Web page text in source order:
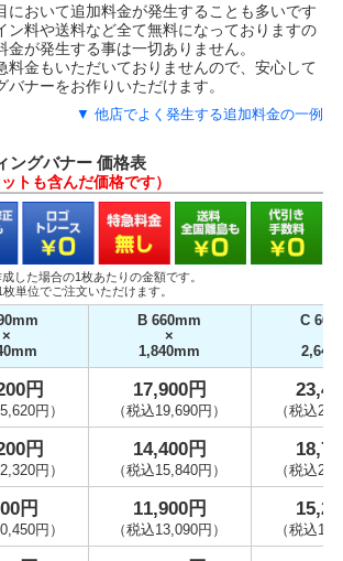
において追加料金が発生することも多いです
ン料や送料など全て無料になっておりますの
金が発生する事は一切ありません。
料金もいただいておりませんので、安心して
バナーをお作りいただけます。
▼ 他店でよく発生する追加料金の一例
ザイン作成料金
ゴトレース料金
ザイン修正料金
料
急料金
引き手数料
の際は、合計金額でしっかりと
討されることをおすすめします。
▲ 閉じる
ングバナー 価格表
トも含んだ価格です）
した場合の1枚あたりの金額です。
単位でご注文いただけます。
×
B 660mm
×
1,840mm
C
円
円）
17,900円
（税込19,690円） （税込
円
円）
14,400円
（税込15,840円） （税込
円
円）
11,900円
（税込13,090円） （税込